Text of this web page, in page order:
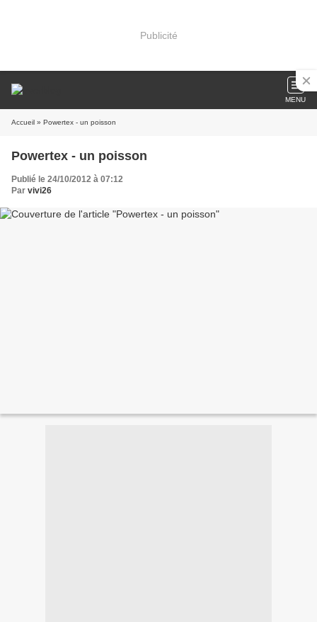
Publicité
MENU
Accueil » Powertex - un poisson
Powertex - un poisson
Publié le 24/10/2012 à 07:12
Par vivi26